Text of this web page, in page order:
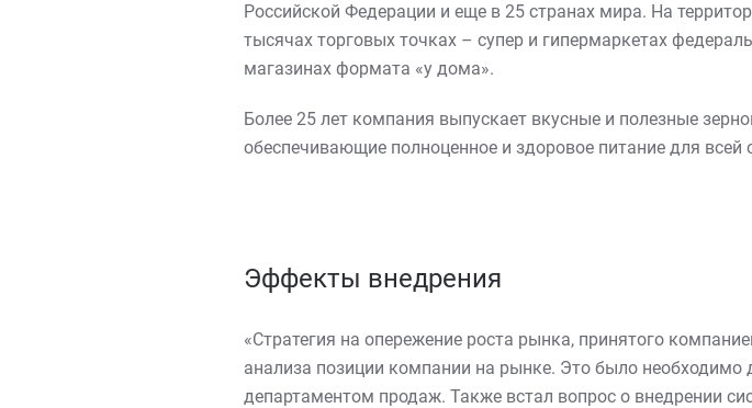
Российской Федерации и еще в 25 странах мира. На
тысячах торговых точках – супер и гипермаркетах
магазинах формата «у дома».
Более 25 лет компания выпускает вкусные и полезные
обеспечивающие полноценное и здоровое питание для всей
Эффекты внедрения
«Стратегия на опережение роста рынка, принятого
анализа позиции компании на рынке. Это было
департаментом продаж. Также встал вопрос о внедрении